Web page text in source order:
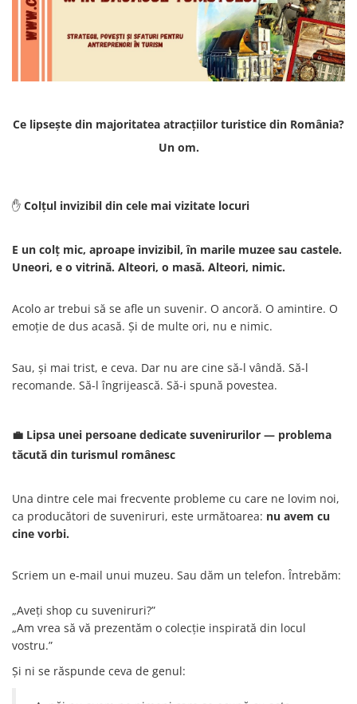
Castelul Peles
Cetatea Alba Carolina
Cetatea Oradea
Muzee / Case Memoriale
Bojdeuca "Ion Creanga", Iasi
Pogor)
Memorial B.P. Hasdeu)
Cazinoul Constanta
Nicolae Gane)
Muzeul de Arta Cluj Napoca
Muzeul National de Istorie a
Romaniei
Brasov
Colonada Imperiala, Buzias
Iasi
Oradea
Timisoara
Palate si Curti Domnesti
Palatul Alexandru Ioan Cuza,
Cani suvenir
Colectia "Orase Medievale"
Globuri suvenir
Magneti de frigider, din lemn
Magneti de frigider din lemn,
VINTAGE
gravati
Mitul Dracula
Puzzle suvenir
Sacose bumbac
Suport pahare suvenir
Suport pahare suvenir din pluta
Tablou suvenir
Tablouri gravate
Tablouri metalice
Colectia "Visit Romania"
Colectia Vintage
Ce lipsește din majoritatea atracțiilor turistice din România?
Un om.
✋ Colțul invizibil din cele mai vizitate locuri
E un colț mic, aproape invizibil, în marile muzee sau castele.
Uneori, e o vitrină. Alteori, o masă. Alteori, nimic.
Acolo ar trebui să se afle un suvenir. O ancoră. O amintire. O
emoție de dus acasă. Și de multe ori, nu e nimic.
Sau, și mai trist, e ceva. Dar nu are cine să-l vândă. Să-l
recomande. Să-l îngrijească. Să-i spună povestea.
💼 Lipsa unei persoane dedicate suvenirurilor — problema
tăcută din turismul românesc
Una dintre cele mai frecvente probleme cu care ne lovim noi,
ca producători de suveniruri, este următoarea: nu avem cu
cine vorbi.
Scriem un e-mail unui muzeu. Sau dăm un telefon. Întrebăm:
„Aveți shop cu suveniruri?”
„Am vrea să vă prezentăm o colecție inspirată din locul
vostru.”
Și ni se răspunde ceva de genul: